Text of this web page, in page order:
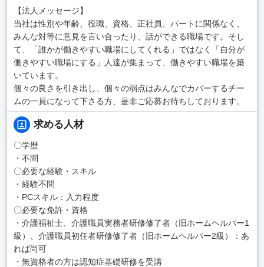
【法人メッセージ】
当社は性別や年齢、役職、資格、正社員、パートに関係なく、
みんな対等に意見を言い合ったり、話ができる職場です。そし
て、「誰かが働きやすい職場にしてくれる」ではなく「自分が
働きやすい職場にする」人達が集まって、働きやすい職場を築
いています。
個々の良さを引き出し、個々の弱点はみんなでカバーするチー
ムの一員になって下さる方、是非ご応募お待ちしております。
求める人材
〇学歴
・不問
〇必要な経験・スキル
・経験不問
・PCスキル：入力程度
〇必要な免許・資格
・介護福祉士、介護職員実務者研修修了者（旧ホームヘルパー1
級）、介護職員初任者研修修了者（旧ホームヘルパー2級）：あ
れば尚可
・無資格者の方は認知症基礎研修を受講